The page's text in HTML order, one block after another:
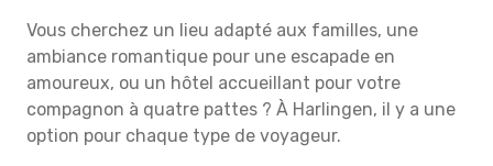
Vous cherchez un lieu adapté aux familles, une
ambiance romantique pour une escapade en
amoureux, ou un hôtel accueillant pour votre
compagnon à quatre pattes ? À Harlingen, il y a une
option pour chaque type de voyageur.